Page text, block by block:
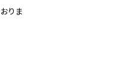
りま